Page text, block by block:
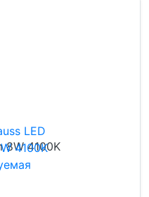
8W 4100K